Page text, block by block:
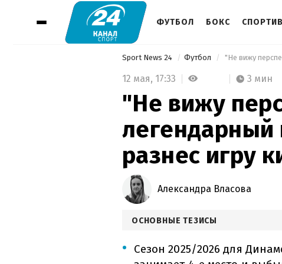
ФУТБОЛ БОКС
Sport News 24 Футбол "Не вижу
12 мая, 17:33 3 мин
"Не вижу
легендарный
разнес игру
Александра Власова
ОСНОВНЫЕ ТЕЗИСЫ
Сезон 2025/2026 для